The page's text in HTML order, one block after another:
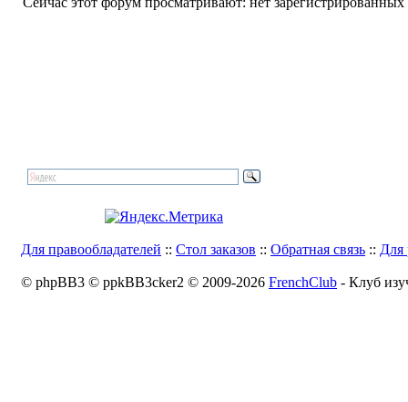
Для правообладателей :: Стол заказов :: Обратная связь :: Для
© phpBB3 © ppkBB3cker2 © 2009-2026 FrenchClub - Клуб